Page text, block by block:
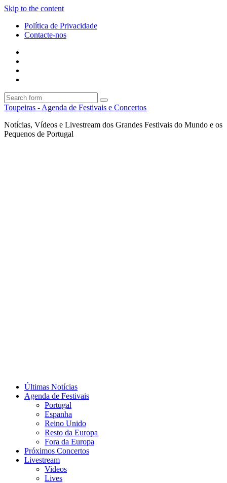
Skip to the content
Política de Privacidade
Contacte-nos
Search
Toupeiras - Agenda de Festivais e Concertos
Notícias, Vídeos e Livestream dos Grandes Festivais do Mundo e os
Pequenos de Portugal
Últimas Notícias
Agenda de Festivais
Portugal
Espanha
Reino Unido
Resto da Europa
Fora da Europa
Próximos Concertos
Livestream
Videos
Lives